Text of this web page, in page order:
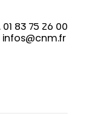
01 83 75 26 00
infos@cnm.fr